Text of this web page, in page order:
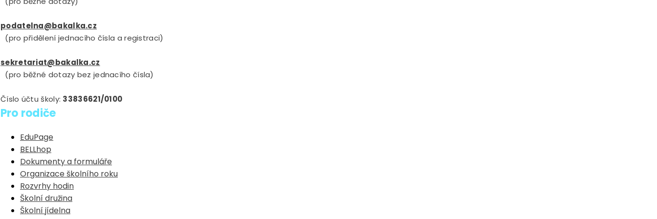
podatelna@bakalka.cz
(pro přidělení jednacího čísla a registraci)
sekretariat@bakalka.cz
(pro běžné dotazy bez jednacího čísla)
Číslo účtu školy: 33836621/0100
Pro rodiče
EduPage
BELLhop
Dokumenty a formuláře
Organizace školního roku
Rozvrhy hodin
Školní družina
Školní jídelna